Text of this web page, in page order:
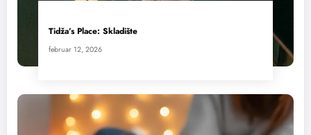
Tidža’s Place: Skladište
februar 12, 2026